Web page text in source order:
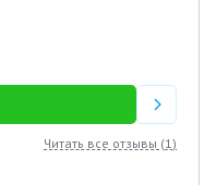
Читать все отзывы (1)